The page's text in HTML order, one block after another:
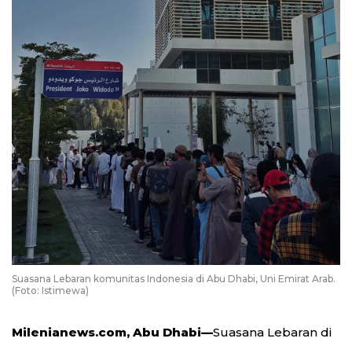
Suasana Lebaran komunitas Indonesia di Abu Dhabi, Uni Emirat Arab.
(Foto: Istimewa)
Milenianews.com, Abu Dhabi—Suasana Lebaran di